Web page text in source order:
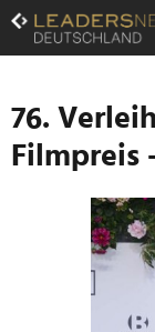
Zum
Inhalt
Zur
Navigation
Zur
Hauptnavigation
76.
Filmpreis